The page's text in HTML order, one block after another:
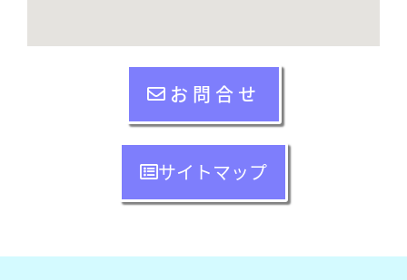
お問合せ
サイトマップ